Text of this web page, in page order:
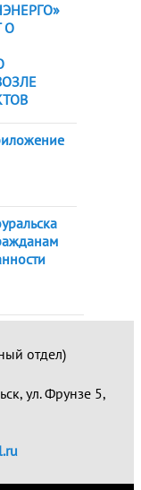
О
отдел)
ул. Фрунзе 5,